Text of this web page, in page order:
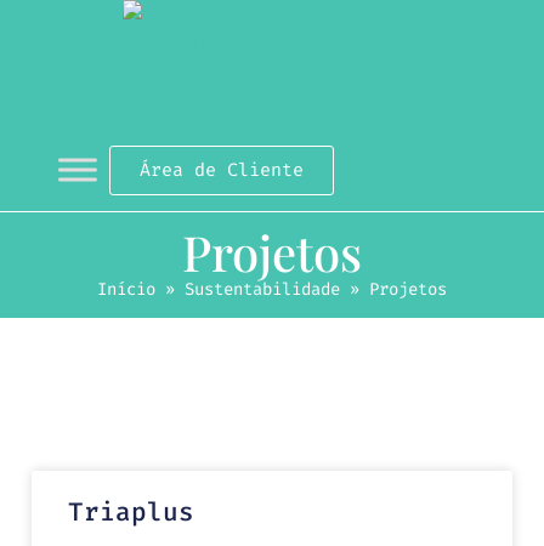
Área de Cliente
Projetos
Início » Sustentabilidade » Projetos
Triaplus